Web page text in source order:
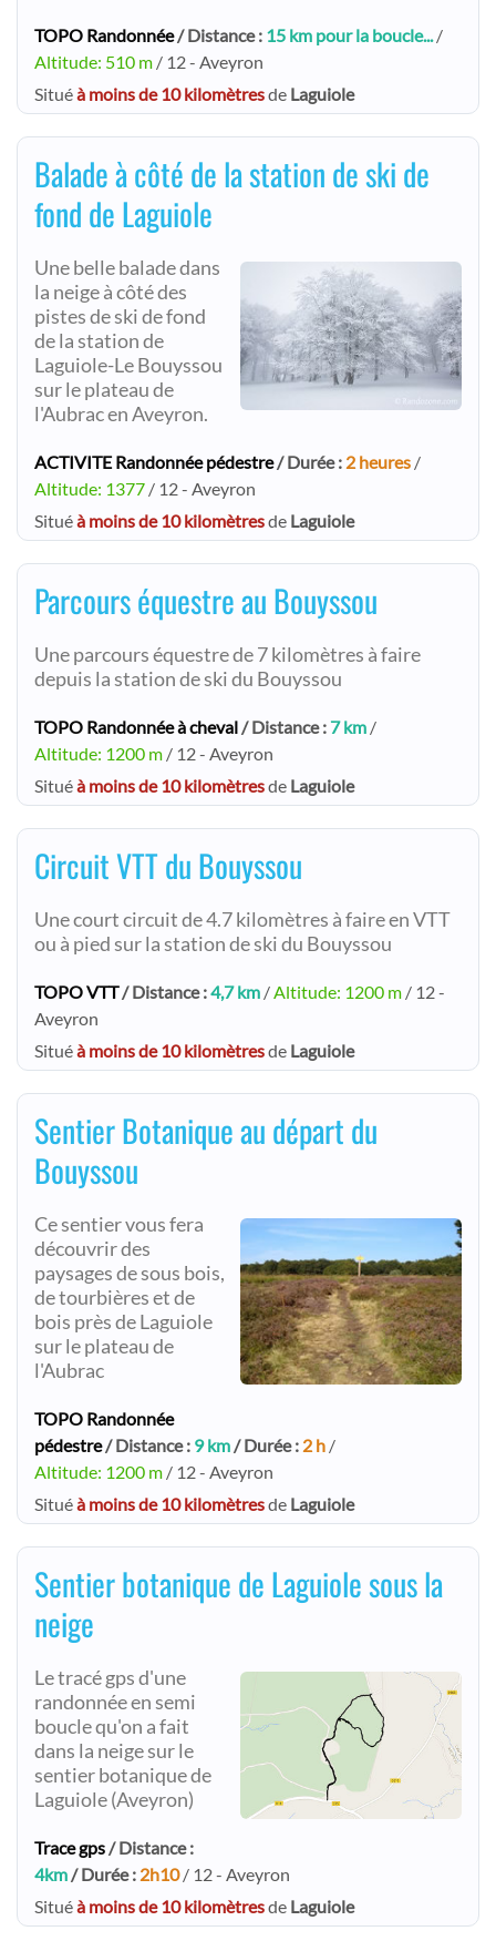
TOPO Randonnée/ Distance : 15 km pour la boucle.../
Altitude: 510 m / 12 - Aveyron
Situéà moins de 10 kilomètresde Laguiole
Balade à côté de la station de ski de
fond de Laguiole
Une belle balade dans
la neige à côté des
pistes de ski de fond
de la station de
Laguiole-Le Bouyssou
sur le plateau de
l'Aubrac en Aveyron.
ACTIVITE Randonnée pédestre/ Durée : 2 heures /
Altitude: 1377 / 12 - Aveyron
Situéà moins de 10 kilomètresde Laguiole
Parcours équestre au Bouyssou
Une parcours équestre de 7 kilomètres à faire
depuis la station de ski du Bouyssou
TOPO Randonnée à cheval/ Distance : 7 km /
Altitude: 1200 m / 12 - Aveyron
Situéà moins de 10 kilomètresde Laguiole
Circuit VTT du Bouyssou
Une court circuit de 4.7 kilomètres à faire en VTT
ou à pied sur la station de ski du Bouyssou
TOPO VTT/ Distance :4,7 km /Altitude: 1200 m / 12 -
Aveyron
Situéà moins de 10 kilomètresde Laguiole
Sentier Botanique au départ du
Bouyssou
Ce sentier vous fera
découvrir des
paysages de sous bois,
de tourbières et de
bois près de Laguiole
sur le plateau de
l'Aubrac
TOPO Randonnée
pédestre/ Distance : 9 km/ Durée : 2 h /
Altitude: 1200 m / 12 - Aveyron
Situéà moins de 10 kilomètresde Laguiole
Sentier botanique de Laguiole sous la
neige
Le tracé gps d'une
randonnée en semi
boucle qu'on a fait
dans la neige sur le
sentier botanique de
Laguiole (Aveyron)
Trace gps/ Distance :
4km/ Durée : 2h10/ 12 - Aveyron
Situéà moins de 10 kilomètresde Laguiole